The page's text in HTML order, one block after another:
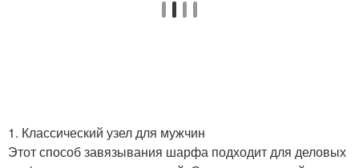
1. Классический узел для мужчин
Этот способ завязывания шарфа подходит для деловых